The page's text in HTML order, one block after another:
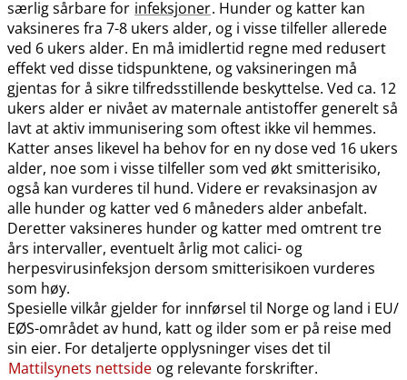
særlig sårbare for infeksjoner. Hunder og katter kan
vaksineres fra 7-8 ukers alder, og i visse tilfeller allerede
ved 6 ukers alder. En må imidlertid regne med redusert
effekt ved disse tidspunktene, og vaksineringen må
gjentas for å sikre tilfredsstillende beskyttelse. Ved ca. 12
ukers alder er nivået av maternale antistoffer generelt så
lavt at aktiv immunisering som oftest ikke vil hemmes.
Katter anses likevel ha behov for en ny dose ved 16 ukers
alder, noe som i visse tilfeller som ved økt smitterisiko,
også kan vurderes til hund. Videre er revaksinasjon av
alle hunder og katter ved 6 måneders alder anbefalt.
Deretter vaksineres hunder og katter med omtrent tre
års intervaller, eventuelt årlig mot calici- og
herpesvirusinfeksjon dersom smitterisikoen vurderes
som høy.
Spesielle vilkår gjelder for innførsel til Norge og land i EU​/​
EØS-området av hund, katt og ilder som er på reise med
sin eier. For detaljerte opplysninger vises det til
Mattilsynets nettside og relevante forskrifter.